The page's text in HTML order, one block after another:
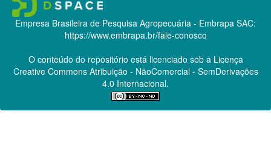
Empresa Brasileira de Pesquisa Agropecuária - Embrapa SAC:
https://www.embrapa.br/fale-conosco
O conteúdo do repositório está licenciado sob a Licença
Creative CommonsAtribuição - NãoComercial - SemDerivações
4.0 Internacional.